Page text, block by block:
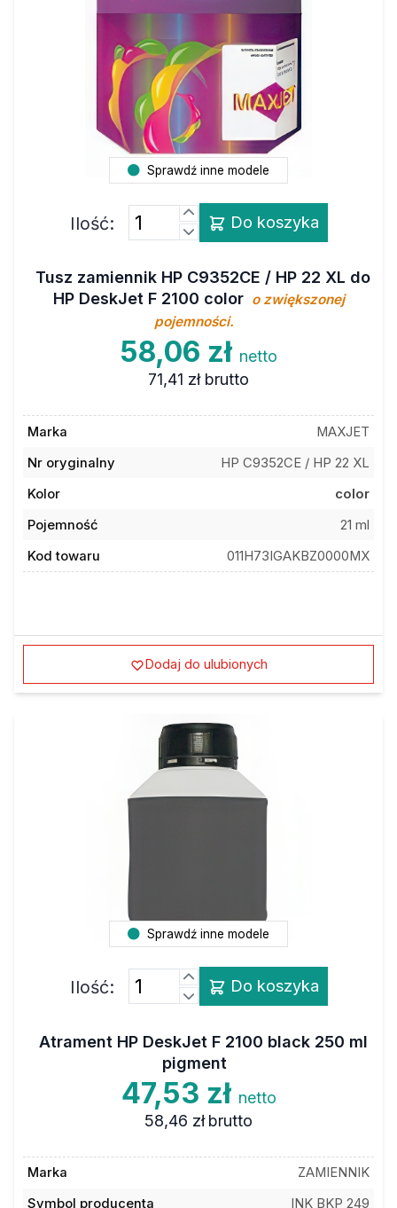
Sprawdź inne modele
Ilość: Do koszyka
Tusz zamiennik HP C9352CE / HP 22 XL do
HP DeskJet F 2100 color o zwiększonej
pojemności.
58,06 zł netto
71,41 zł brutto
Marka
MAXJET
Nr oryginalny
HP C9352CE / HP 22 XL
Kolor
color
Pojemność
21 ml
Kod towaru
011H73IGAKBZ0000MX
Dodaj do ulubionych
Sprawdź inne modele
Ilość: Do koszyka
Atrament HP DeskJet F 2100 black 250 ml
pigment
47,53 zł netto
58,46 zł brutto
Marka
ZAMIENNIK
Symbol producenta
INK BKP 249